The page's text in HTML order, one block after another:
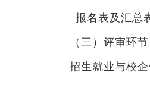
报名表及汇总
（三）评审环节
招生就业与校